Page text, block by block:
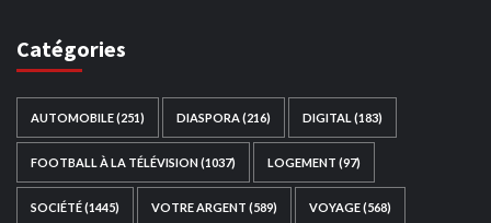
Catégories
AUTOMOBILE(251) DIASPORA (216) DIGITAL (183)
FOOTBALL À LA TÉLÉVISION(1037) LOGEMENT (97)
SOCIÉTÉ(1445) VOTRE ARGENT (589) VOYAGE(568)